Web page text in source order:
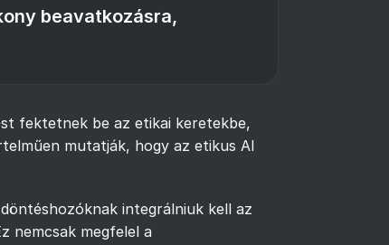
beavatkozásra,
fektetnek be az etikai keretekbe,
mutatják, hogy az etikus AI
integrálniuk kell az
nemcsak megfelel a